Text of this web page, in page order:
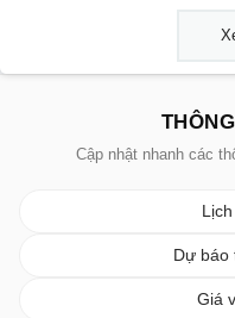
Cập nhật nhanh các
Dự báo
Giá